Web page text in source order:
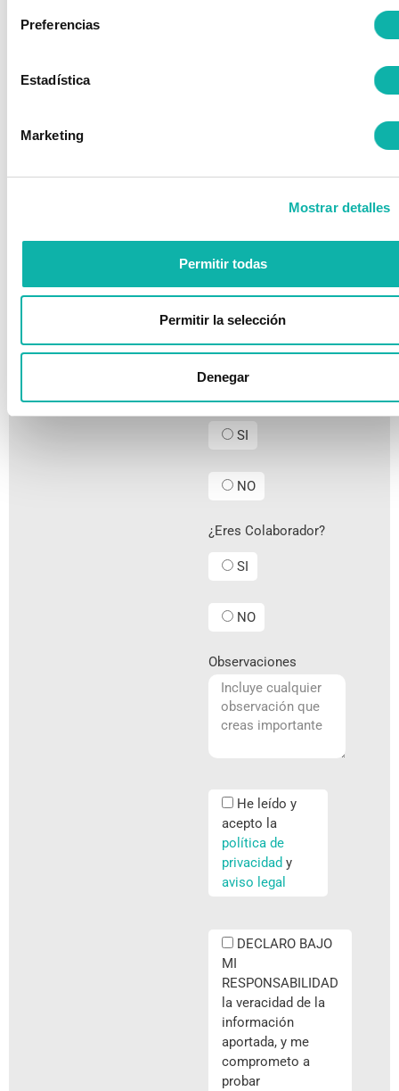
Preferencias
Estadística
Marketing
Mostrar detalles
Permitir todas
Permitir la selección
Denegar
¿Eres Asociado?
SI
NO
¿Eres Colaborador?
SI
NO
Observaciones
He leído y
acepto la
política de
privacidad y
aviso legal
DECLARO BAJO
MI
RESPONSABILIDAD
la veracidad de la
información
aportada, y me
comprometo a
probar